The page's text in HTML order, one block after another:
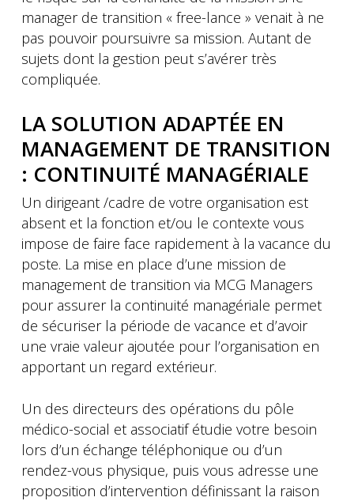
manager de transition « free-lance » venait à ne
pas pouvoir poursuivre sa mission. Autant de
sujets dont la gestion peut s’avérer très
compliquée.
LA SOLUTION ADAPTÉE EN
MANAGEMENT DE TRANSITION
: CONTINUITÉ MANAGÉRIALE
Un dirigeant /cadre de votre organisation est
absent et la fonction et/ou le contexte vous
impose de faire face rapidement à la vacance du
poste. La mise en place d’une mission de
management de transition via MCG Managers
pour assurer la continuité managériale permet
de sécuriser la période de vacance et d’avoir
une vraie valeur ajoutée pour l’organisation en
apportant un regard extérieur.
Un des directeurs des opérations du pôle
médico-social et associatif étudie votre besoin
lors d’un échange téléphonique ou d’un
rendez-vous physique, puis vous adresse une
proposition d’intervention définissant la raison